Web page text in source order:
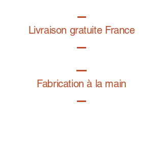
Livraison gratuite France
Fabrication à la main